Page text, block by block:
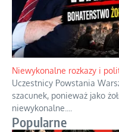
Gorzka pigułka od
Twierdzenie, że istnieje
przypomina stwierdzenie,